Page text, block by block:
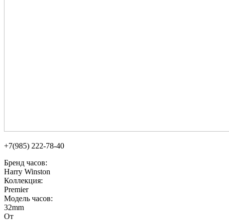
+7(985) 222-78-40
Бренд часов:
Harry Winston
Коллекция:
Premier
Модель часов:
32mm
От